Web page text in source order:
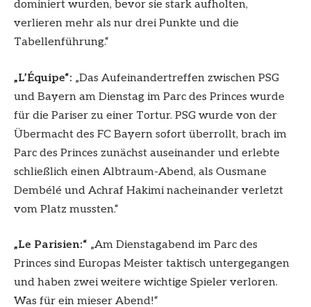
dominiert wurden, bevor sie stark aufholten,
verlieren mehr als nur drei Punkte und die
Tabellenführung.“
„L’Équipe“: „Das Aufeinandertreffen zwischen PSG
und Bayern am Dienstag im Parc des Princes wurde
für die Pariser zu einer Tortur. PSG wurde von der
Übermacht des FC Bayern sofort überrollt, brach im
Parc des Princes zunächst auseinander und erlebte
schließlich einen Albtraum-Abend, als Ousmane
Dembélé und Achraf Hakimi nacheinander verletzt
vom Platz mussten.“
„Le Parisien:“ „Am Dienstagabend im Parc des
Princes sind Europas Meister taktisch untergegangen
und haben zwei weitere wichtige Spieler verloren.
Was für ein mieser Abend!“